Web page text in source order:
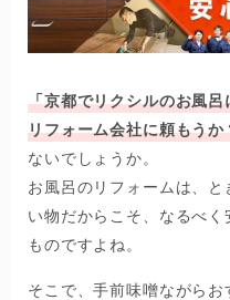
「京都でリクシルのお風
リフォーム会社に頼もうか
ないでしょうか。
お風呂のリフォームは、
い物だからこそ、なるべ
ものですよね。
そこで、手前味噌ながら